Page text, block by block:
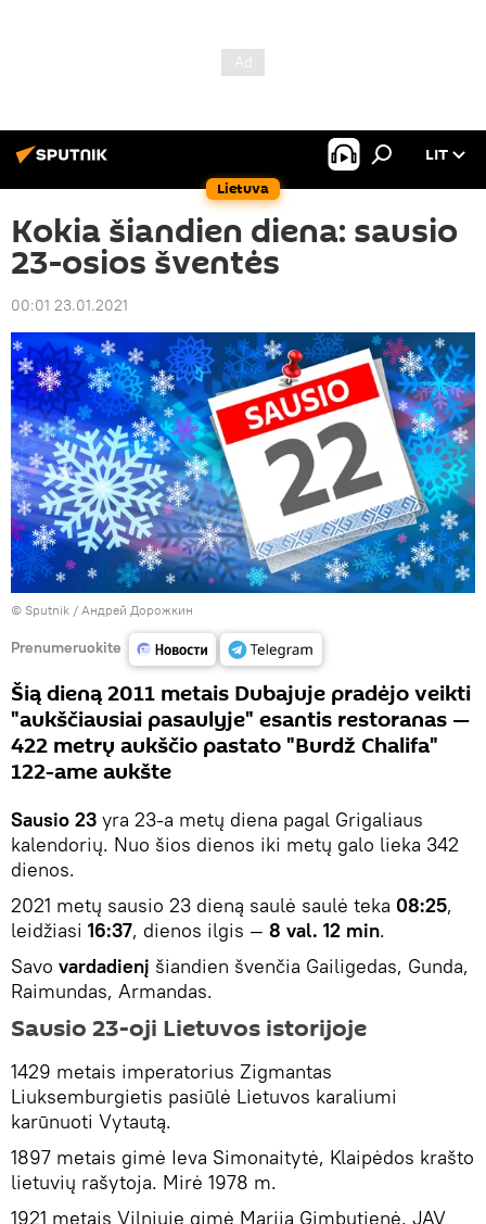
Lietuva
LIT
Kokia šiandien diena: sausio
23-osios šventės
00:01 23.01.2021
© Sputnik / Андрей Дорожкин
Prenumeruokite
Šią dieną 2011 metais Dubajuje pradėjo veikti
"aukščiausiai pasaulyje" esantis restoranas —
422 metrų aukščio pastato "Burdž Chalifa"
122-ame aukšte
Sausio 23 yra 23-a metų diena pagal Grigaliaus
kalendorių. Nuo šios dienos iki metų galo lieka 342
dienos.
2021 metų sausio 23 dieną saulė saulė teka 08:25,
leidžiasi 16:37, dienos ilgis — 8 val. 12 min.
Savo vardadienį šiandien švenčia Gailigedas, Gunda,
Raimundas, Armandas.
Sausio 23-oji Lietuvos istorijoje
1429 metais imperatorius Zigmantas
Liuksemburgietis pasiūlė Lietuvos karaliumi
karūnuoti Vytautą.
1897 metais gimė Ieva Simonaitytė, Klaipėdos krašto
lietuvių rašytoja. Mirė 1978 m.
1921 metais Vilniuje gimė Marija Gimbutienė, JAV